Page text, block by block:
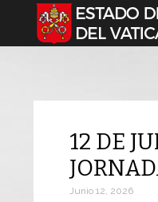
Seleccione su idioma
12 DE
Junio 12, 2026